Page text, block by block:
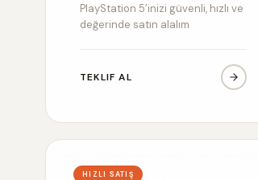
PlayStation 5’inizi güvenli, hızlı ve
değerinde satın alalım
TEKLIF AL
HIZLI SATIŞ